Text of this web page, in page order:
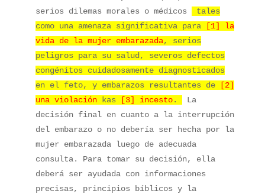
serios dilemas morales o médicos
tales
como una amenaza significativa para
[1] la
vida de la mujer embarazada, serios
peligros para su salud, severos defectos
congénitos cuidadosamente diagnosticados
en el feto, y embarazos resultantes de
[2]
una violaciónkas [3] incesto.
La
decisión final en cuanto a la interrupción
del embarazo o no debería ser hecha por la
mujer embarazada luego de adecuada
consulta. Para tomar su decisión, ella
deberá ser ayudada con informaciones
precisas, principios bíblicos y la